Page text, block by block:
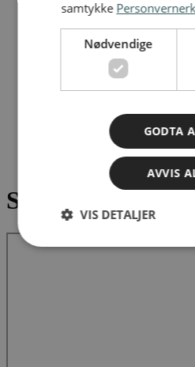
Statistikk uforsikrede kjøretøy
Statistikk
samtykke
Nødvendige
GODTA
AVVIS
VIS DETALJER